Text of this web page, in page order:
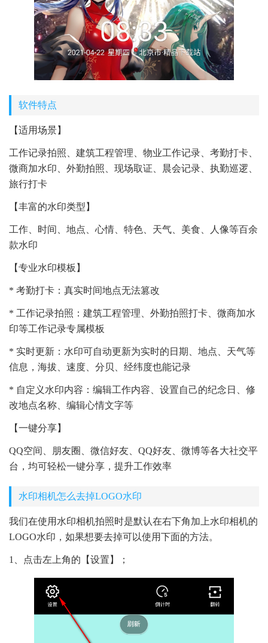
软件特点
【适用场景】
工作记录拍照、建筑工程管理、物业工作记录、考勤打卡、
微商加水印、外勤拍照、现场取证、晨会记录、执勤巡逻、
旅行打卡
【丰富的水印类型】
工作、时间、地点、心情、特色、天气、美食、人像等百余
款水印
【专业水印模板】
* 考勤打卡：真实时间地点无法篡改
* 工作记录拍照：建筑工程管理、外勤拍照打卡、微商加水
印等工作记录专属模板
* 实时更新：水印可自动更新为实时的日期、地点、天气等
信息，海拔、速度、分贝、经纬度也能记录
* 自定义水印内容：编辑工作内容、设置自己的纪念日、修
改地点名称、编辑心情文字等
【一键分享】
QQ空间、朋友圈、微信好友、QQ好友、微博等各大社交平
台，均可轻松一键分享，提升工作效率
水印相机怎么去掉LOGO水印
我们在使用水印相机拍照时是默认在右下角加上水印相机的
LOGO水印，如果想要去掉可以使用下面的方法。
1、点击左上角的【设置】；